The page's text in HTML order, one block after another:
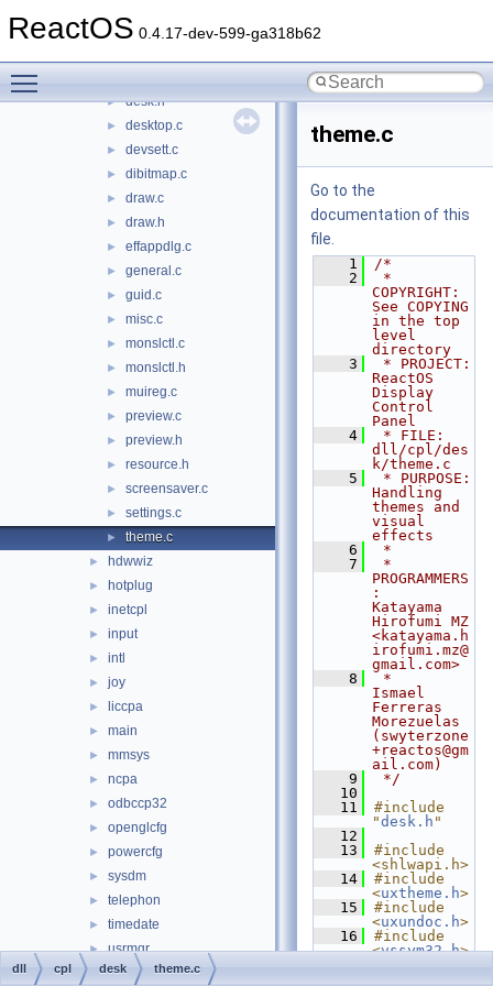
ReactOS 0.4.17-dev-599-ga318b62
► background.c
► desk.h
► desktop.c
► devsett.c
► dibitmap.c
► draw.c
► draw.h
► effappdlg.c
► general.c
► guid.c
► misc.c
► monslctl.c
► monslctl.h
► muireg.c
► preview.c
► preview.h
► resource.h
► screensaver.c
► settings.c
► theme.c
► hdwwiz
► hotplug
► inetcpl
► input
► intl
► joy
► liccpa
► main
► mmsys
► ncpa
► odbccp32
► openglcfg
► powercfg
► sysdm
► telephon
► timedate
► usrmgr
► wined3dcfg
theme.c
Go to the
documentation of this
file.
    1
/*
    2
*
COPYRIGHT:
See COPYING
in the top
level
directory
    3
* PROJECT:
ReactOS
Display
Control
Panel
    4
* FILE:
dll/cpl/des
k/theme.c
    5
* PURPOSE:
Handling
themes and
visual
effects
    6
*
    7
*
PROGRAMMERS
:
Katayama
Hirofumi MZ
<katayama.h
irofumi.mz@
gmail.com>
    8
*
Ismael
Ferreras
Morezuelas
(swyterzone
+reactos@gm
ail.com)
    9
*/
   10
   11
#include
"desk.h "
   12
   13
#include
<shlwapi.h>
   14
#include
<uxtheme.h>
   15
#include
<uxundoc.h>
   16
#include
<vssym32.h>
dll cpl desk theme.c